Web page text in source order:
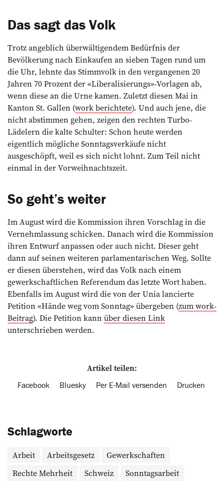
Das sagt das Volk
Trotz angeblich überwältigendem Bedürfnis der
Bevölkerung nach Einkaufen an sieben Tagen rund um
die Uhr, lehnte das Stimmvolk in den vergangenen 20
Jahren 70 Prozent der «Liberali­sierungs»-Vorlagen ab,
wenn diese an die Urne kamen. Zuletzt diesen Mai in
Kanton St. Gallen (work berichtete). Und auch jene, die
nicht abstimmen gehen, zeigen den rechten Turbo-
Lädelern die kalte Schulter: Schon heute werden
eigentlich mögliche Sonntagsverkäufe nicht
ausgeschöpft, weil es sich nicht lohnt. Zum Teil nicht
einmal in der Vorweihnachtszeit.
So geht’s weiter
Im August wird die Kommission ihren Vorschlag in die
Vernehmlassung schicken. Danach wird die Kommission
ihren Entwurf anpassen oder auch nicht. Dieser geht
dann auf seinen weiteren parlamentarischen Weg. Sollte
er diesen überstehen, wird das Volk nach einem
gewerkschaftlichen Referendum das letzte Wort haben.
Ebenfalls im August wird die von der Unia lancierte
Petition «Hände weg vom Sonntag» übergeben (zum work-
Beitrag). Die Petition kannüber diesen Link
unterschrieben werden.
Artikel teilen:
Facebook Bluesky Per E-Mail versenden Drucken
Schlagworte
Arbeit Arbeitsgesetz
Gewerkschaften
Rechte Mehrheit
Schweiz Sonntagsarbeit